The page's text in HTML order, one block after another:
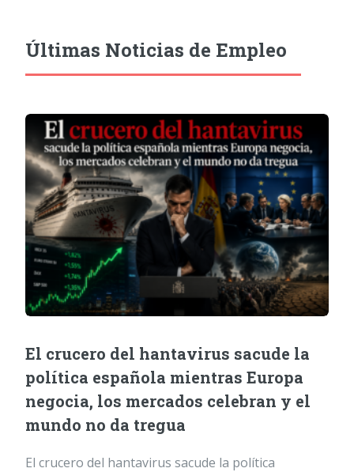
Últimas Noticias de Empleo
El crucero del hantavirus sacude la
política española mientras Europa
negocia, los mercados celebran y el
mundo no da tregua
El crucero del hantavirus sacude la política